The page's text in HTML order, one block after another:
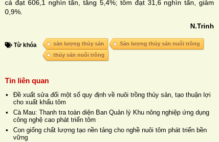
cá đạt 606,1 nghìn tấn, tăng 5,4%; tôm đạt 31,6 nghìn tấn, giảm
0,9%.
N.Trinh
Từ khóa sản lượng thủy sản
Sản lượng thủy sản nuôi trồng
thủy sản nuôi trồng
Tin liên quan
Đề xuất sửa đổi một số quy định về nuôi trồng thủy sản, tạo thuận lợi
cho xuất khẩu tôm
Cà Mau: Thanh tra toàn diện Ban Quản lý Khu nông nghiệp ứng dụng
công nghệ cao phát triển tôm
Con giống chất lượng tạo nền tảng cho nghề nuôi tôm phát triển bền
vững